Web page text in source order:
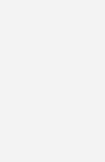
aus Gründen der Stabilität
Stahlkern einzubauen.